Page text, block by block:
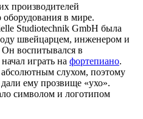
производителей
оборудования в мире.
Studiotechnik GmbH была
швейцарцем, инженером и
воспитывался в
играть на фортепиано.
слухом, поэтому
ему прозвище «ухо».
символом и логотипом